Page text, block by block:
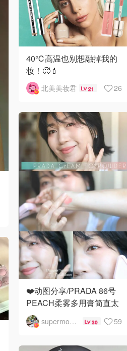
40℃高温也别想融掉我的
妆！🥵💄
北美美妆君 21 26
❤️动图分享/PRADA 86号
PEACH柔雾多用膏简直太
元气啦‼️
supermommy 30 59